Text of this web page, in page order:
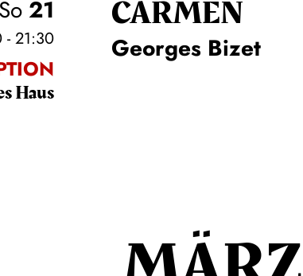
So21
- 21:30
Haus
CARMEN
Georges Bizet